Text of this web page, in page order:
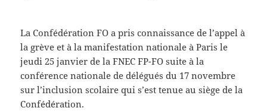
La Confédération FO a pris connaissance de l’appel à
la grève et à la manifestation nationale à Paris le
jeudi 25 janvier de la FNEC FP-FO suite à la
conférence nationale de délégués du 17 novembre
sur l’inclusion scolaire qui s’est tenue au siège de la
Confédération.